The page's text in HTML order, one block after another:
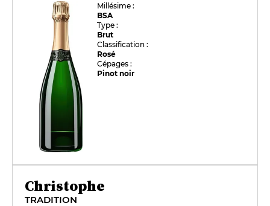
Millésime :
BSA
Type :
Brut
Classification :
Rosé
Cépages :
Pinot noir
Christophe
TRADITION